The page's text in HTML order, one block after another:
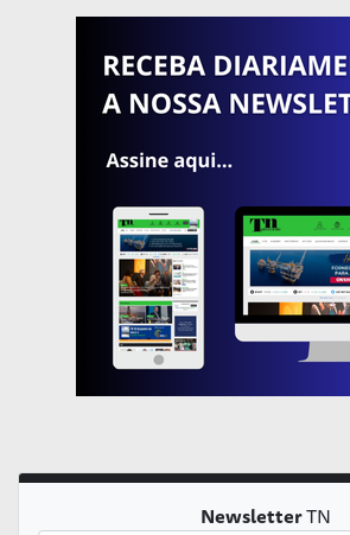
NewsletterTN